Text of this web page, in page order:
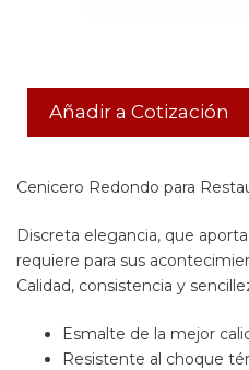
Añadir a Cotización
Cenicero Redondo para
Discreta elegancia, que
requiere para sus
Calidad, consistencia y
Esmalte de la mejor
Resistente al choque